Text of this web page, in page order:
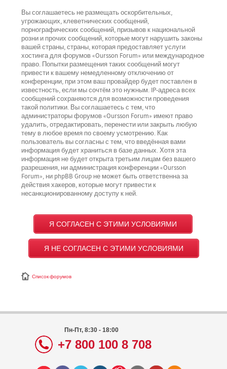
Вы соглашаетесь не размещать оскорбительных,
угрожающих, клеветнических сообщений,
порнографических сообщений, призывов к национальной
розни и прочих сообщений, которые могут нарушить законы
вашей страны, страны, которая предоставляет услуги
хостинга для форумов «Oursson Forum» или международное
право. Попытки размещения таких сообщений могут
привести к вашему немедленному отключению от
конференции, при этом ваш провайдер будет поставлен в
известность, если мы сочтём это нужным. IP-адреса всех
сообщений сохраняются для возможности проведения
такой политики. Вы соглашаетесь с тем, что
администраторы форумов «Oursson Forum» имеют право
удалить, отредактировать, перенести или закрыть любую
тему в любое время по своему усмотрению. Как
пользователь вы согласны с тем, что введённая вами
информация будет храниться в базе данных. Хотя эта
информация не будет открыта третьим лицам без вашего
разрешения, ни администрация конференции «Oursson
Forum», ни phpBB Group не может быть ответственна за
действия хакеров, которые могут привести к
несанкционированному доступу к ней.
Список форумов
Пн-Пт, 8:30 - 18:00
+7 800 100 8 708